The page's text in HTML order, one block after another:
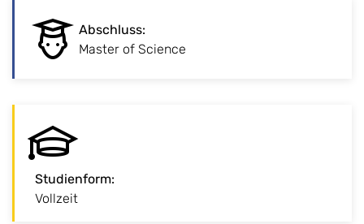
Abschluss:
Master of Science
Studienform:
Vollzeit